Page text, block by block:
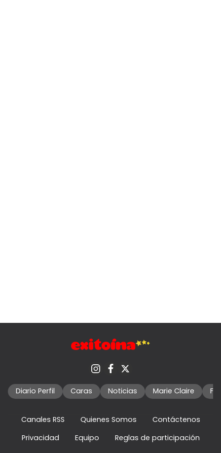
Diario Perfil Caras Noticias Marie Claire
Canales RSS Quienes Somos
Contáctenos
Privacidad
Equipo
Reglas de participación